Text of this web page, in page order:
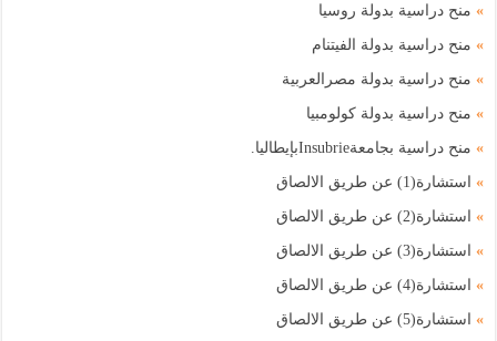
» منح دراسية بدولة روسيا
» منح دراسية بدولة الفيتنام
» منح دراسية بدولة مصرالعربية
» منح دراسية بدولة كولومبيا
» منح دراسية بجامعةInsubrieبإيطاليا.
» استشارة(1) عن طريق الالصاق
» استشارة(2) عن طريق الالصاق
» استشارة(3) عن طريق الالصاق
» استشارة(4) عن طريق الالصاق
» استشارة(5) عن طريق الالصاق